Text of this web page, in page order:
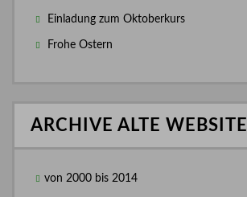
Einladung zum Oktoberkurs
Frohe Ostern
ARCHIVE ALTE WEBSITE
von 2000 bis 2014